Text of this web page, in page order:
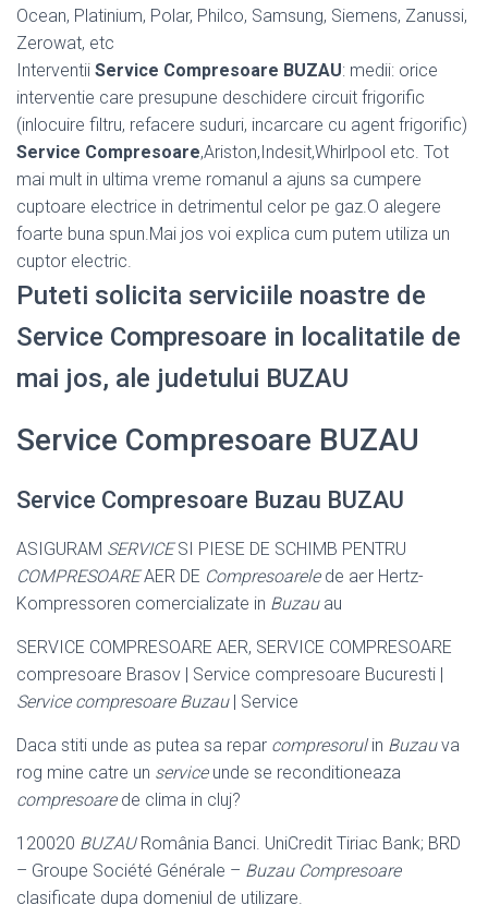
Ocean, Platinium, Polar, Philco, Samsung, Siemens, Zanussi,
Zerowat, etc
Interventii Service Compresoare BUZAU: medii: orice
interventie care presupune deschidere circuit frigorific
(inlocuire filtru, refacere suduri, incarcare cu agent frigorific)
Service Compresoare,Ariston,Indesit,Whirlpool etc. Tot
mai mult in ultima vreme romanul a ajuns sa cumpere
cuptoare electrice in detrimentul celor pe gaz.O alegere
foarte buna spun.Mai jos voi explica cum putem utiliza un
cuptor electric.
Puteti solicita serviciile noastre de
Service Compresoare in localitatile de
mai jos, ale judetului BUZAU
Service Compresoare BUZAU
Service Compresoare Buzau BUZAU
ASIGURAM SERVICESI PIESE DE SCHIMB PENTRU
COMPRESOAREAER DE Compresoarelede aer Hertz-
Kompressoren comercializate in Buzauau
SERVICE COMPRESOARE AER, SERVICE COMPRESOARE
compresoare Brasov | Service compresoare Bucuresti |
Service compresoare Buzau| Service
Daca stiti unde as putea sa repar compresorulin Buzauva
rog mine catre un serviceunde se reconditioneaza
compresoarede clima in cluj?
120020 BUZAURomânia Banci. UniCredit Tiriac Bank; BRD
– Groupe Société Générale – Buzau Compresoare
clasificate dupa domeniul de utilizare.